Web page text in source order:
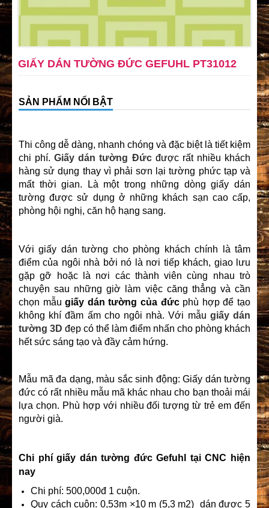
GIẤY DÁN TƯỜNG ĐỨC GEFUHL PT31012
SẢN PHẨM NỔI BẬT
Thi công dễ dàng, nhanh chóng và đặc biệt là tiết kiệm
chi phí.Giấy dán tường Đứcđược rất nhiều khách
hàng sử dụng thay vì phải sơn lại tường phức tạp và
mất thời gian. Là một trong những dòng giấy dán
tường được sử dụng ở những khách sạn cao cấp,
phòng hội nghị, căn hộ hạng sang.
Với giấy dán tường cho phòng khách chính là tâm
điểm của ngôi nhà bởi nó là nơi tiếp khách, giao lưu
gặp gỡ hoặc là nơi các thành viên cùng nhau trò
chuyện sau những giờ làm việc căng thẳng và cần
chọn mẫugiấy dán tường của đứcphù hợp để tạo
không khí đầm ấm cho ngôi nhà. Với mẫu giấy dán
tường 3D đẹp có thể làm điểm nhấn cho phòng khách
hết sức sáng tạo và đầy cảm hứng.
Mẫu mã đa dạng, màu sắc sinh động: Giấy dán tường
đức có rất nhiều mẫu mã khác nhau cho bạn thoải mái
lựa chọn. Phù hợp với nhiều đối tượng từ trẻ em đến
người già.
Chi phí giấy dán tường đứcGefuhl tại CNC hiện
nay
Chi phí: 500,000đ 1 cuộn.
Quy cách cuộn: 0,53m ×10 m (5,3 m2) dán được 5